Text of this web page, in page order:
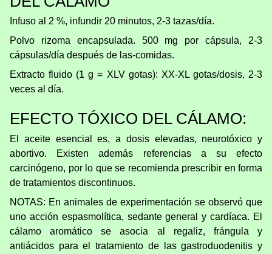
Infuso al 2 %, infundir 20 minutos, 2-3 tazas/día.
Polvo rizoma encapsulada. 500 mg por cápsula, 2-3
cápsulas/día después de las-comidas.
Extracto fluido (1 g = XLV gotas): XX-XL gotas/dosis, 2-3
veces al día.
EFECTO TÓXICO DEL CÁLAMO:
El aceite esencial es, a dosis elevadas, neurotóxico y
abortivo. Existen además referencias a su efecto
carcinógeno, por lo que se recomienda prescribir en forma
de tratamientos discontinuos.
NOTAS: En animales de experimentación se observó que
uno acción espasmolítica, sedante general y cardíaca. El
cálamo aromático se asocia al regaliz, frángula y
antiácidos para el tratamiento de las gastroduodenitis y